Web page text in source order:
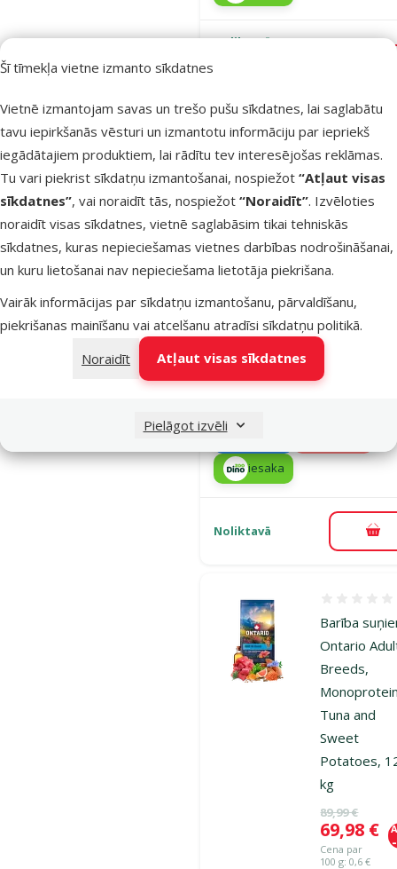
Šī tīmekļa vietne izmanto sīkdatnes
Vietnē izmantojam savas un trešo pušu sīkdatnes, lai saglabātu
tavu iepirkšanās vēsturi un izmantotu informāciju par iepriekš
iegādātajiem produktiem, lai rādītu tev interesējošas reklāmas.
Tu vari piekrist sīkdatņu izmantošanai, nospiežot “Atļaut visas
sīkdatnes”, vai noraidīt tās, nospiežot “Noraidīt”. Izvēloties
noraidīt visas sīkdatnes, vietnē saglabāsim tikai tehniskās
sīkdatnes, kuras nepieciešamas vietnes darbības nodrošināšanai,
un kuru lietošanai nav nepieciešama lietotāja piekrišana.
Vairāk informācijas par sīkdatņu izmantošanu, pārvaldīšanu,
piekrišanas mainīšanu vai atcelšanu atradīsi sīkdatņu politikā.
Noraidīt
Atļaut visas sīkdatnes
Pielāgot izvēli
Noliktavā
Barība
Ontario
Breeds,
Tuna and
Sweet
Potatoes
kg
Oriģinālā
19,99 €
Cena par
💛Grain-
iesaka
Noliktavā
Barība
Ontario
Breeds,
Tuna and
Sweet
Potatoes,
kg
Oriģinālā
89,99 €
Cena
69,98 €
Cena par
100 g: 0,6 €